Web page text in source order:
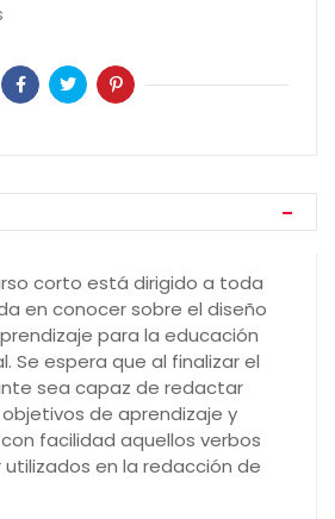
corto está dirigido a toda
en conocer sobre el diseño
para la educación
Se espera que al finalizar el
sea capaz de redactar
de aprendizaje y
facilidad aquellos verbos
en la redacción de